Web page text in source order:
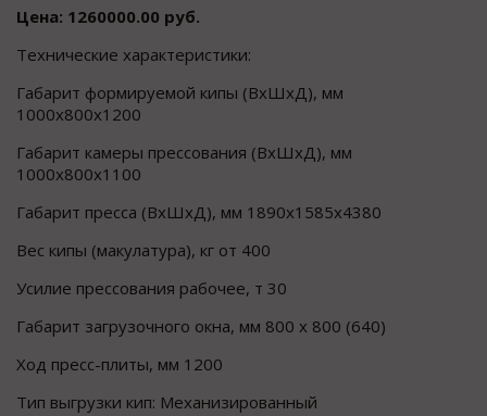
Цена: 1260000.00 руб.
Технические характеристики:
Габарит формируемой кипы (ВхШхД), мм
1000х800х1200
Габарит камеры прессования (ВхШхД), мм
1000х800х1100
Габарит пресса (ВхШхД), мм 1890х1585х4380
Вес кипы (макулатура), кг от 400
Усилие прессования рабочее, т 30
Габарит загрузочного окна, мм 800 х 800 (640)
Ход пресс-плиты, мм 1200
Тип выгрузки кип: Механизированный